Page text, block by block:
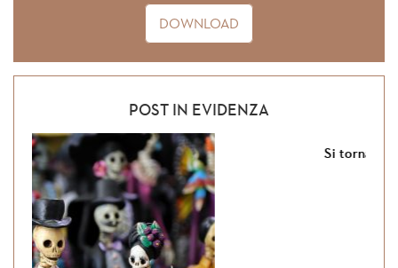
DOWNLOAD
POST IN EVIDENZA